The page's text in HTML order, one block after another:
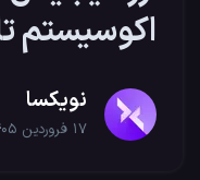
اکوسیستم
ترید
نویکسا
۱۷ فروردین ۱۴۰۵